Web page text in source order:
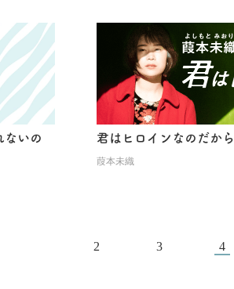
ないの
君はヒロインなのだから
葭本未織
2 3 4